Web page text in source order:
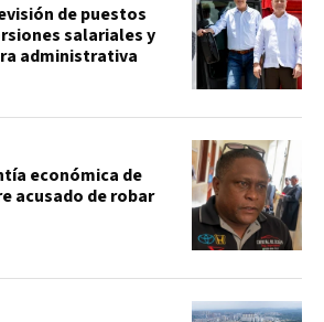
de puestos
salariales y
administrativa
económica de
acusado de robar